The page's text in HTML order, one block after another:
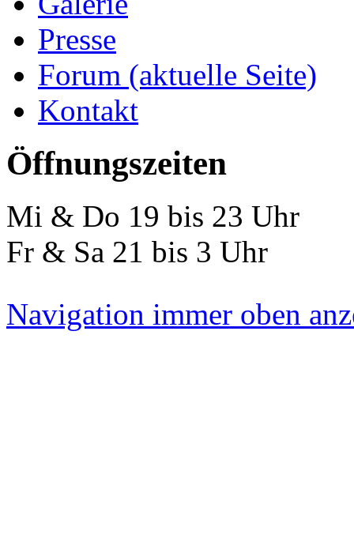
Presse
Forum (aktuelle Seite)
Kontakt
Öffnungszeiten
Mi & Do 19 bis 23 Uhr
Fr & Sa 21 bis 3 Uhr